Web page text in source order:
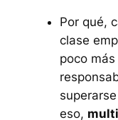
Por qué,
clase
poco
eso,